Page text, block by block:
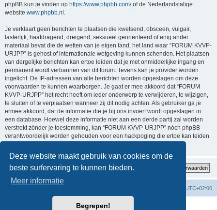
Deze website maakt gebruik van cookies om de
beste surfervaring te kunnen bieden.
Meer informatie
Begrepen!
phpBB kun je vinden op https://www.phpbb.com/of de Nederlandstalige
website www.phpbb.nl .
Je verklaart geen berichten te plaatsen die kwetsend, obsceen, vulgair,
lasterlijk, haatdragend, dreigend, seksueel georiënteerd of enig ander
materiaal bevat die de wetten van je eigen land, het land waar “FORUM KVVP-
URJPP” is gehost of internationale wetgeving kunnen schenden. Het plaatsen
van dergelijke berichten kan ertoe leiden dat je met onmiddellijke ingang en
permanent wordt verbannen van dit forum. Tevens kan je provider worden
ingelicht. De IP-adressen van alle berichten worden opgeslagen om deze
voorwaarden te kunnen waarborgen. Je gaat er mee akkoord dat “FORUM
KVVP-URJPP” het recht heeft om ieder onderwerp te verwijderen, te wijzigen,
te sluiten of te verplaatsen wanneer zij dit nodig achten. Als gebruiker ga je
ermee akkoord, dat de informatie die je bij ons invoert wordt opgeslagen in
een database. Hoewel deze informatie niet aan een derde partij zal worden
verstrekt zónder je toestemming, kan “FORUM KVVP-URJPP” nóch phpBB
verantwoordelijk worden gehouden voor een hackpoging die ertoe kan leiden
UTC+02:00
phpBB® Forum Software © phpBB Limited